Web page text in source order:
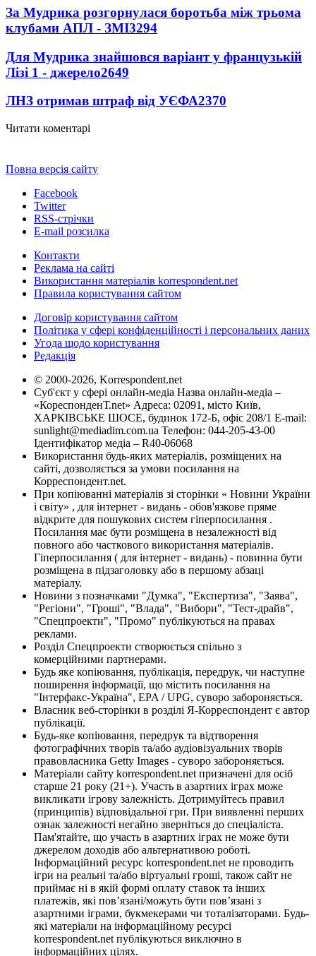
За Мудрика розгорнулася боротьба між трьома
клубами АПЛ - ЗМІ3294
Для Мудрика знайшовся варіант у французькій
Лізі 1 - джерело2649
ЛНЗ отримав штраф від УЄФА2370
Читати коментарі
Повна версія сайту
Facebook
Twitter
RSS-стрічки
E-mail розсилка
Контакти
Реклама на сайті
Використання матеріалів korrespondent.net
Правила користування сайтом
Договір користування сайтом
Політика у сфері конфіденційності і персональних даних
Угода щодо користування
Редакція
© 2000-2026, Korrespondent.net
Суб'єкт у сфері онлайн-медіа Назва онлайн-медіа –
«КореспонденТ.net» Адреса: 02091, місто Київ,
ХАРКІВСЬКЕ ШОСЕ, будинок 172-Б, офіс 208/1 E-mail:
sunlight@mediadim.com.ua Телефон: 044-205-43-00
Ідентифікатор медіа – R40-06068
Використання будь-яких матеріалів, розміщених на
сайті, дозволяється за умови посилання на
Корреспондент.net.
При копіюванні матеріалів зі сторінки « Новини України
і світу» , для інтернет - видань - обов'язкове пряме
відкрите для пошукових систем гіперпосилання .
Посилання має бути розміщена в незалежності від
повного або часткового використання матеріалів.
Гіперпосилання ( для інтернет - видань) - повинна бути
розміщена в підзаголовку або в першому абзаці
матеріалу.
Новини з позначками "Думка", "Експертиза", "Заява",
"Регіони", "Гроші", "Влада", "Вибори", "Тест-драйв",
"Спецпроекти", "Промо" публікуються на правах
реклами.
Розділ Спецпроекти створюється спільно з
комерційними партнерами.
Будь яке копіювання, публікація, передрук, чи наступне
поширення інформації, що містить посилання на
"Інтерфакс-Україна", EPA / UPG, суворо забороняється.
Власник веб-сторінки в розділі Я-Корреспондент є автор
публікації.
Будь-яке копіювання, передрук та відтворення
фотографічних творів та/або аудіовізуальних творів
правовласника Getty Images - суворо забороняється.
Матеріали сайту korrespondent.net призначені для осіб
старше 21 року (21+). Участь в азартних іграх може
викликати ігрову залежність. Дотримуйтесь правил
(принципів) відповідальної гри. При виявленні перших
ознак залежності негайно зверніться до спеціаліста.
Пам'ятайте, що участь в азартних іграх не може бути
джерелом доходів або альтернативою роботі.
Інформаційний ресурс korrespondent.net не проводить
ігри на реальні та/або віртуальні гроші, також сайт не
приймає ні в якій формі оплату ставок та інших
платежів, які пов’язані/можуть бути пов’язані з
азартними іграми, букмекерами чи тоталізаторами. Будь-
які матеріали на інформаційному ресурсі
korrespondent.net публікуються виключно в
інформаційних цілях.